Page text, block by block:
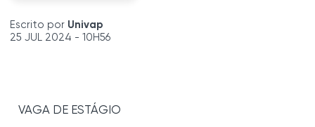
Escrito por Univap
25 JUL 2024 - 10H56
VAGA DE ESTÁGIO